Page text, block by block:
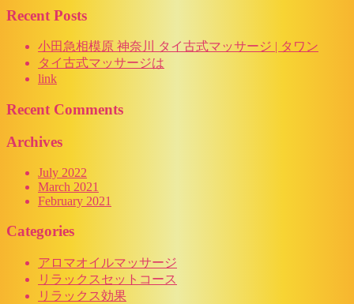
Recent Posts
小田急相模原 神奈川 タイ古式マッサージ | タワン
タイ古式マッサージは
link
Recent Comments
Archives
July 2022
March 2021
February 2021
Categories
アロマオイルマッサージ
リラックスセットコース
リラックス効果